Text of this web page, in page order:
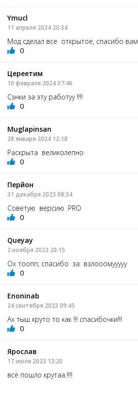
Ymucl
11 апреля 2024 20:34
Мод сделал все открытое, спасибо вам
0
Цереетим
10 февраля 2024 07:46
Сэнки за эту работуу !!!!
0
Muglapinsan
28 января 2024 12:18
Раскрыта великолепно
0
Перйон
31 декабря 2023 08:34
Советую версию PRO
0
Queyay
2 ноября 2023 20:15
Ох тоопп, спасибо за взлооомууууу
0
Enoninab
24 сентября 2023 09:45
Ах тыш круто то как !!! спасибочки!!!
0
Ярослав
17 июля 2023 13:20
всё пошло крутаа.!!!!